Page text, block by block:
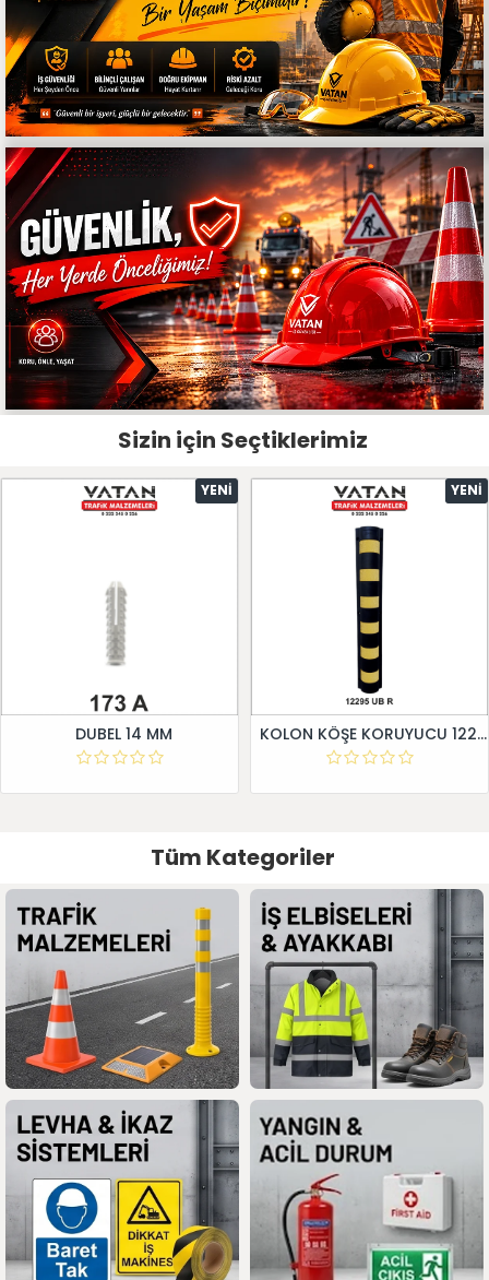
Sizin için Seçtiklerimiz
YENI
DUBEL 14 MM
YENI
KOLON KÖŞE KORUYUCU 12295 UB R
Tüm Kategoriler